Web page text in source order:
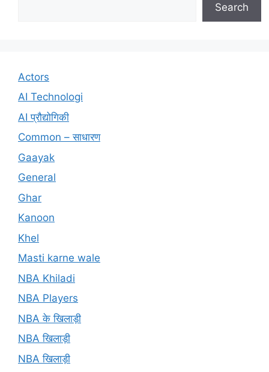
Search
Actors
AI Technologi
AI प्रौद्योगिकी
Common – साधारण
Gaayak
General
Ghar
Kanoon
Khel
Masti karne wale
NBA Khiladi
NBA Players
NBA के खिलाड़ी
NBA खिलाड़ी
NBA खिलाड़ी